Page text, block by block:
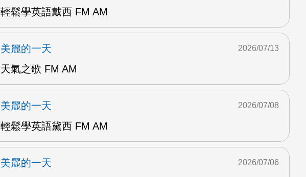
輕鬆學英語戴西 FM AM
美麗的一天
天氣之歌 FM AM
2026/07/13
美麗的一天
輕鬆學英語黛西 FM AM
2026/07/08
美麗的一天
2026/07/06